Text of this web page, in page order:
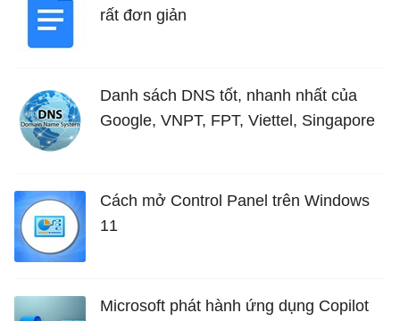
rất đơn giản
Danh sách DNS tốt, nhanh nhất của
Google, VNPT, FPT, Viettel, Singapore
Cách mở Control Panel trên Windows
11
Microsoft phát hành ứng dụng Copilot